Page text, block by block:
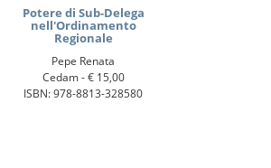
Potere di Sub-Delega
nell'Ordinamento
Regionale
Pepe Renata
Cedam -€ 15,00
ISBN: 978-8813-328580